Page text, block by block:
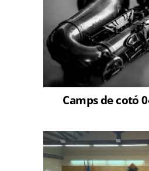
Camps de cotó